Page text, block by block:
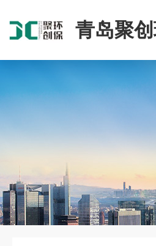
青岛聚